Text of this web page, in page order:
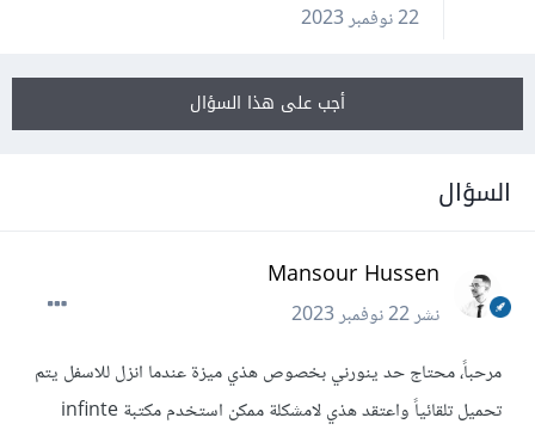
22 نوفمبر 2023
أجب على هذا السؤال
السؤال
Mansour Hussen
نشر22 نوفمبر 2023
مرحباً، محتاج حد ينورني بخصوص هذي ميزة عندما انزل للاسفل يتم
تحميل تلقائياً واعتقد هذي لامشكلة ممكن استخدم مكتبة infinte